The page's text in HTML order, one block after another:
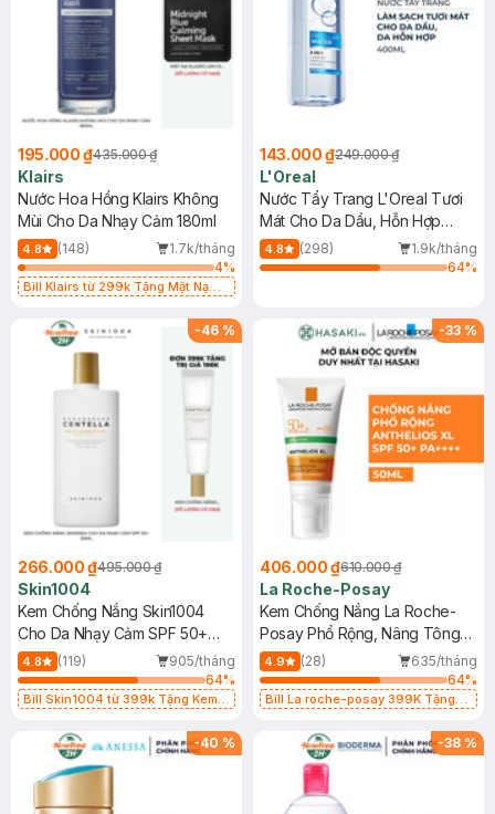
195.000 ₫435.000 ₫
Klairs
Nước Hoa Hồng Klairs Không
Mùi Cho Da Nhạy Cảm 180ml
4.8 (148)
1.7k/tháng
4%
Bill Klairs từ 299k Tặng Mặt Nạ
25ml (SL Có Hạn)
143.000 ₫249.000 ₫
L'Oreal
Nước Tẩy Trang L'Oreal Tươi
Mát Cho Da Dầu, Hỗn Hợp
400ml
4.8 (298)
1.9k/tháng
64%
-46 %
266.000 ₫495.000 ₫
Skin1004
Kem Chống Nắng Skin1004
Cho Da Nhạy Cảm SPF 50+
50ml
4.8 (119)
905/tháng
64%
Bill Skin1004 từ 399k Tặng Kem
SPF 50+ 20ml (SL Có Hạn)
-33 %
406.000 ₫610.000 ₫
La Roche-Posay
Kem Chống Nắng La Roche-
Posay Phổ Rộng, Nâng Tông
Kiềm Dầu 50ml
4.9 (28)
635/tháng
64%
Bill La roche-posay 399K Tặng
(SL có hạn)
-40 % -38 %